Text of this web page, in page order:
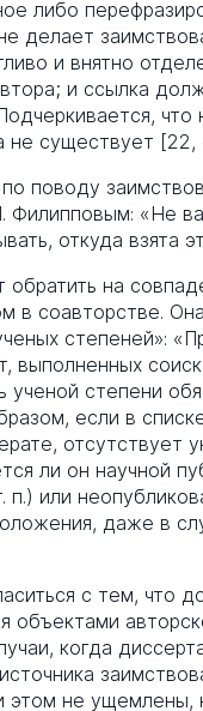
либо
делает
и внятно
и ссылка
не существует [22,
поводу
«Не
откуда взята
на
в соавторстве.
степеней»:
выполненных
ученой степени
если в
отсутствует
ли он научной
п.) или
даже в
с тем, что
объектами
когда
этом не